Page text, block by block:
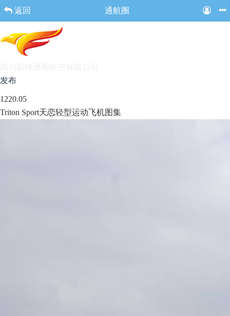
返回 通航圈
发布
1220.05
Triton Sport天恋轻型运动飞机图集